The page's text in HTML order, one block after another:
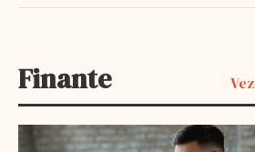
Finante